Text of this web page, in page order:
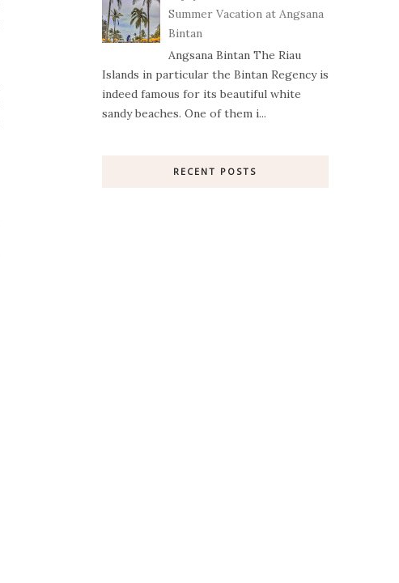
Summer Vacation at Angsana
Bintan
Angsana Bintan The Riau
Islands in particular the Bintan Regency is
indeed famous for its beautiful white
sandy beaches. One of them i...
RECENT POSTS